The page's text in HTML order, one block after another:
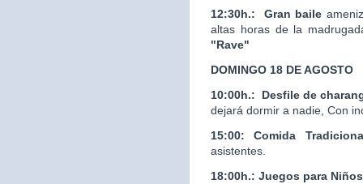
12:30h.: Gran baile
altas horas de la
"Rave"
DOMINGO 18 DE AGOSTO
10:00h.:
Desfile de
dejará dormir a nadie, Con
15:00: Comida
asistentes.
18:00h.: Juegos para Niños